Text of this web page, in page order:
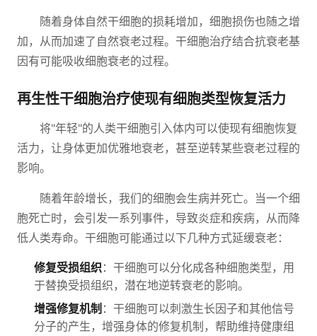
随着身体自然干细胞的损耗增加，细胞损伤也随之增
加，从而加速了自然衰老过程。干细胞治疗结合抗衰老基
因有可能吸收细胞衰老的过程。
再生性干细胞治疗使现有细胞类型恢复活力
将"年轻"的人类干细胞引入体内可以使现有细胞恢复
活力，让身体更加优雅地衰老，甚至逆转某些衰老过程的
影响。
随着年龄增长，我们的细胞会生病并死亡。当一个细
胞死亡时，会引发一系列事件，导致炎症和疾病，从而降
低人类寿命。干细胞可能通过以下几种方式延缓衰老：
修复受损组织：干细胞可以分化成各种细胞类型，用
于替换受损组织，潜在地逆转衰老的影响。
增强修复机制 ：干细胞可以刺激生长因子和其他信号
分子的产生，增强身体的修复机制，帮助维持健康组